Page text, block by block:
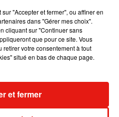
B dévoilent le single le plus
l’année
"Accepter et fermer", ou affiner en
dans "Gérer mes choix".
cliquant sur "Continuer sans
que pour ce site. Vous
retirer votre consentement à tout
situé en bas de chaque page.
et fermer